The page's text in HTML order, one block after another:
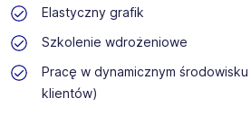
Elastyczny grafik
Szkolenie wdrożeniowe
Pracę w dynamicznym
klientów)